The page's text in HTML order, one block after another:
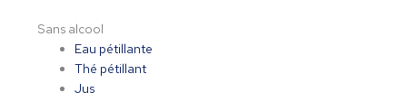
Sans alcool
Eau pétillante
Thé pétillant
Jus